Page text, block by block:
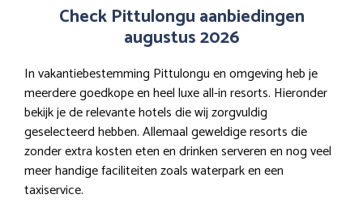
Check Pittulongu aanbiedingen
augustus 2026
In vakantiebestemming Pittulongu en omgeving heb je
meerdere goedkope en heel luxe all-in resorts. Hieronder
bekijk je de relevante hotels die wij zorgvuldig
geselecteerd hebben. Allemaal geweldige resorts die
zonder extra kosten eten en drinken serveren en nog veel
meer handige faciliteiten zoals waterpark en een
taxiservice.